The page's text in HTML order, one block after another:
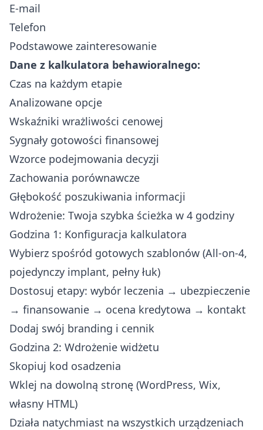
E-mail
Telefon
Podstawowe zainteresowanie
Dane z kalkulatora behawioralnego:
Czas na każdym etapie
Analizowane opcje
Wskaźniki wrażliwości cenowej
Sygnały gotowości finansowej
Wzorce podejmowania decyzji
Zachowania porównawcze
Głębokość poszukiwania informacji
Wdrożenie: Twoja szybka ścieżka w 4 godziny
Godzina 1: Konfiguracja kalkulatora
Wybierz spośród gotowych szablonów (All-on-4,
pojedynczy implant, pełny łuk)
Dostosuj etapy: wybór leczenia → ubezpieczenie
→ finansowanie → ocena kredytowa → kontakt
Dodaj swój branding i cennik
Godzina 2: Wdrożenie widżetu
Skopiuj kod osadzenia
Wklej na dowolną stronę (WordPress, Wix,
własny HTML)
Działa natychmiast na wszystkich urządzeniach